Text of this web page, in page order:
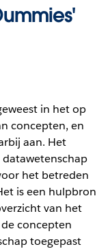
in het op
concepten, en
aan. Het
het betreden
is een hulpbron
van het
concepten
toegepast